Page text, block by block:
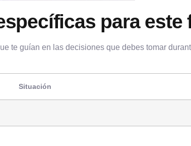
para este
te guían en las decisiones que debes tomar
Situación